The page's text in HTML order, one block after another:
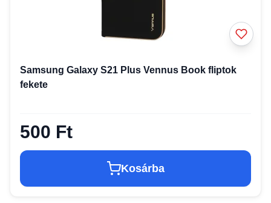
Samsung Galaxy S21 Plus Vennus Book fliptok
fekete
500 Ft
Kosárba